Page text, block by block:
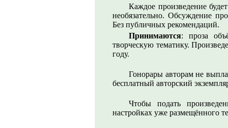
Каждое произведение
необязательно. Обсуждение
Без публичных рекомендаций.
Принимаются: проза
творческую тематику.
году.
Гонорары авторам не
бесплатный авторский
Чтобы подать
настройках уже размещённого